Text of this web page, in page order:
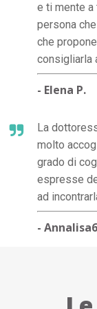
e ti mente a
persona
che
consigliarla
- Elena P.
La
molto
grado di
espresse
ad
-